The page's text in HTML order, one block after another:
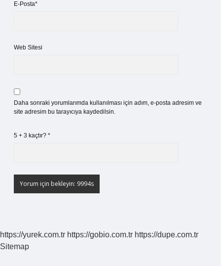
E-Posta*
Web Sitesi
Daha sonraki yorumlarımda kullanılması için adım, e-posta adresim ve
site adresim bu tarayıcıya kaydedilsin.
5 + 3 kaçtır? *
https://yurek.com.tr https://gobio.com.tr https://dupe.com.tr
Sitemap